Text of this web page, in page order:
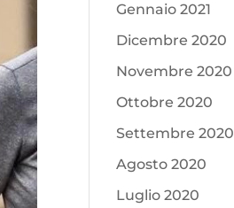
Gennaio 2021
Dicembre 2020
Novembre 2020
Ottobre 2020
Settembre 2020
Agosto 2020
Luglio 2020